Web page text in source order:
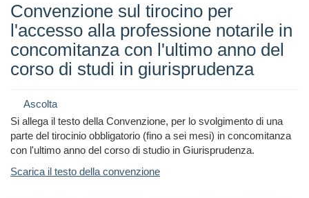
Convenzione sul tirocino per
l'accesso alla professione notarile in
concomitanza con l'ultimo anno del
corso di studi in giurisprudenza
Ascolta
Si allega il testo della Convenzione, per lo svolgimento di una
parte del tirocinio obbligatorio (fino a sei mesi) in concomitanza
con l'ultimo anno del corso di studio in Giurisprudenza.
Scarica il testo della convenzione